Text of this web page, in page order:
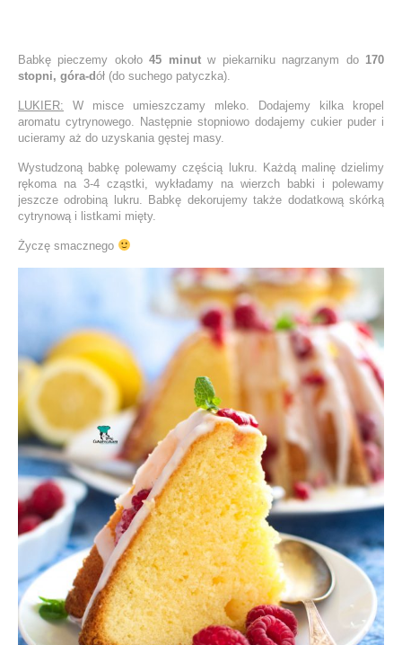
Babkę pieczemy około45 minutw piekarniku nagrzanym do 170
stopni, góra-dół (do suchego patyczka).
LUKIER: W misce umieszczamy mleko. Dodajemy kilka kropel
aromatu cytrynowego. Następnie stopniowo dodajemy cukier puder i
ucieramy aż do uzyskania gęstej masy.
Wystudzoną babkę polewamy częścią lukru. Każdą malinę dzielimy
rękoma na 3-4 cząstki, wykładamy na wierzch babki i polewamy
jeszcze odrobiną lukru. Babkę dekorujemy także dodatkową skórką
cytrynową i listkami mięty.
Życzę smacznego